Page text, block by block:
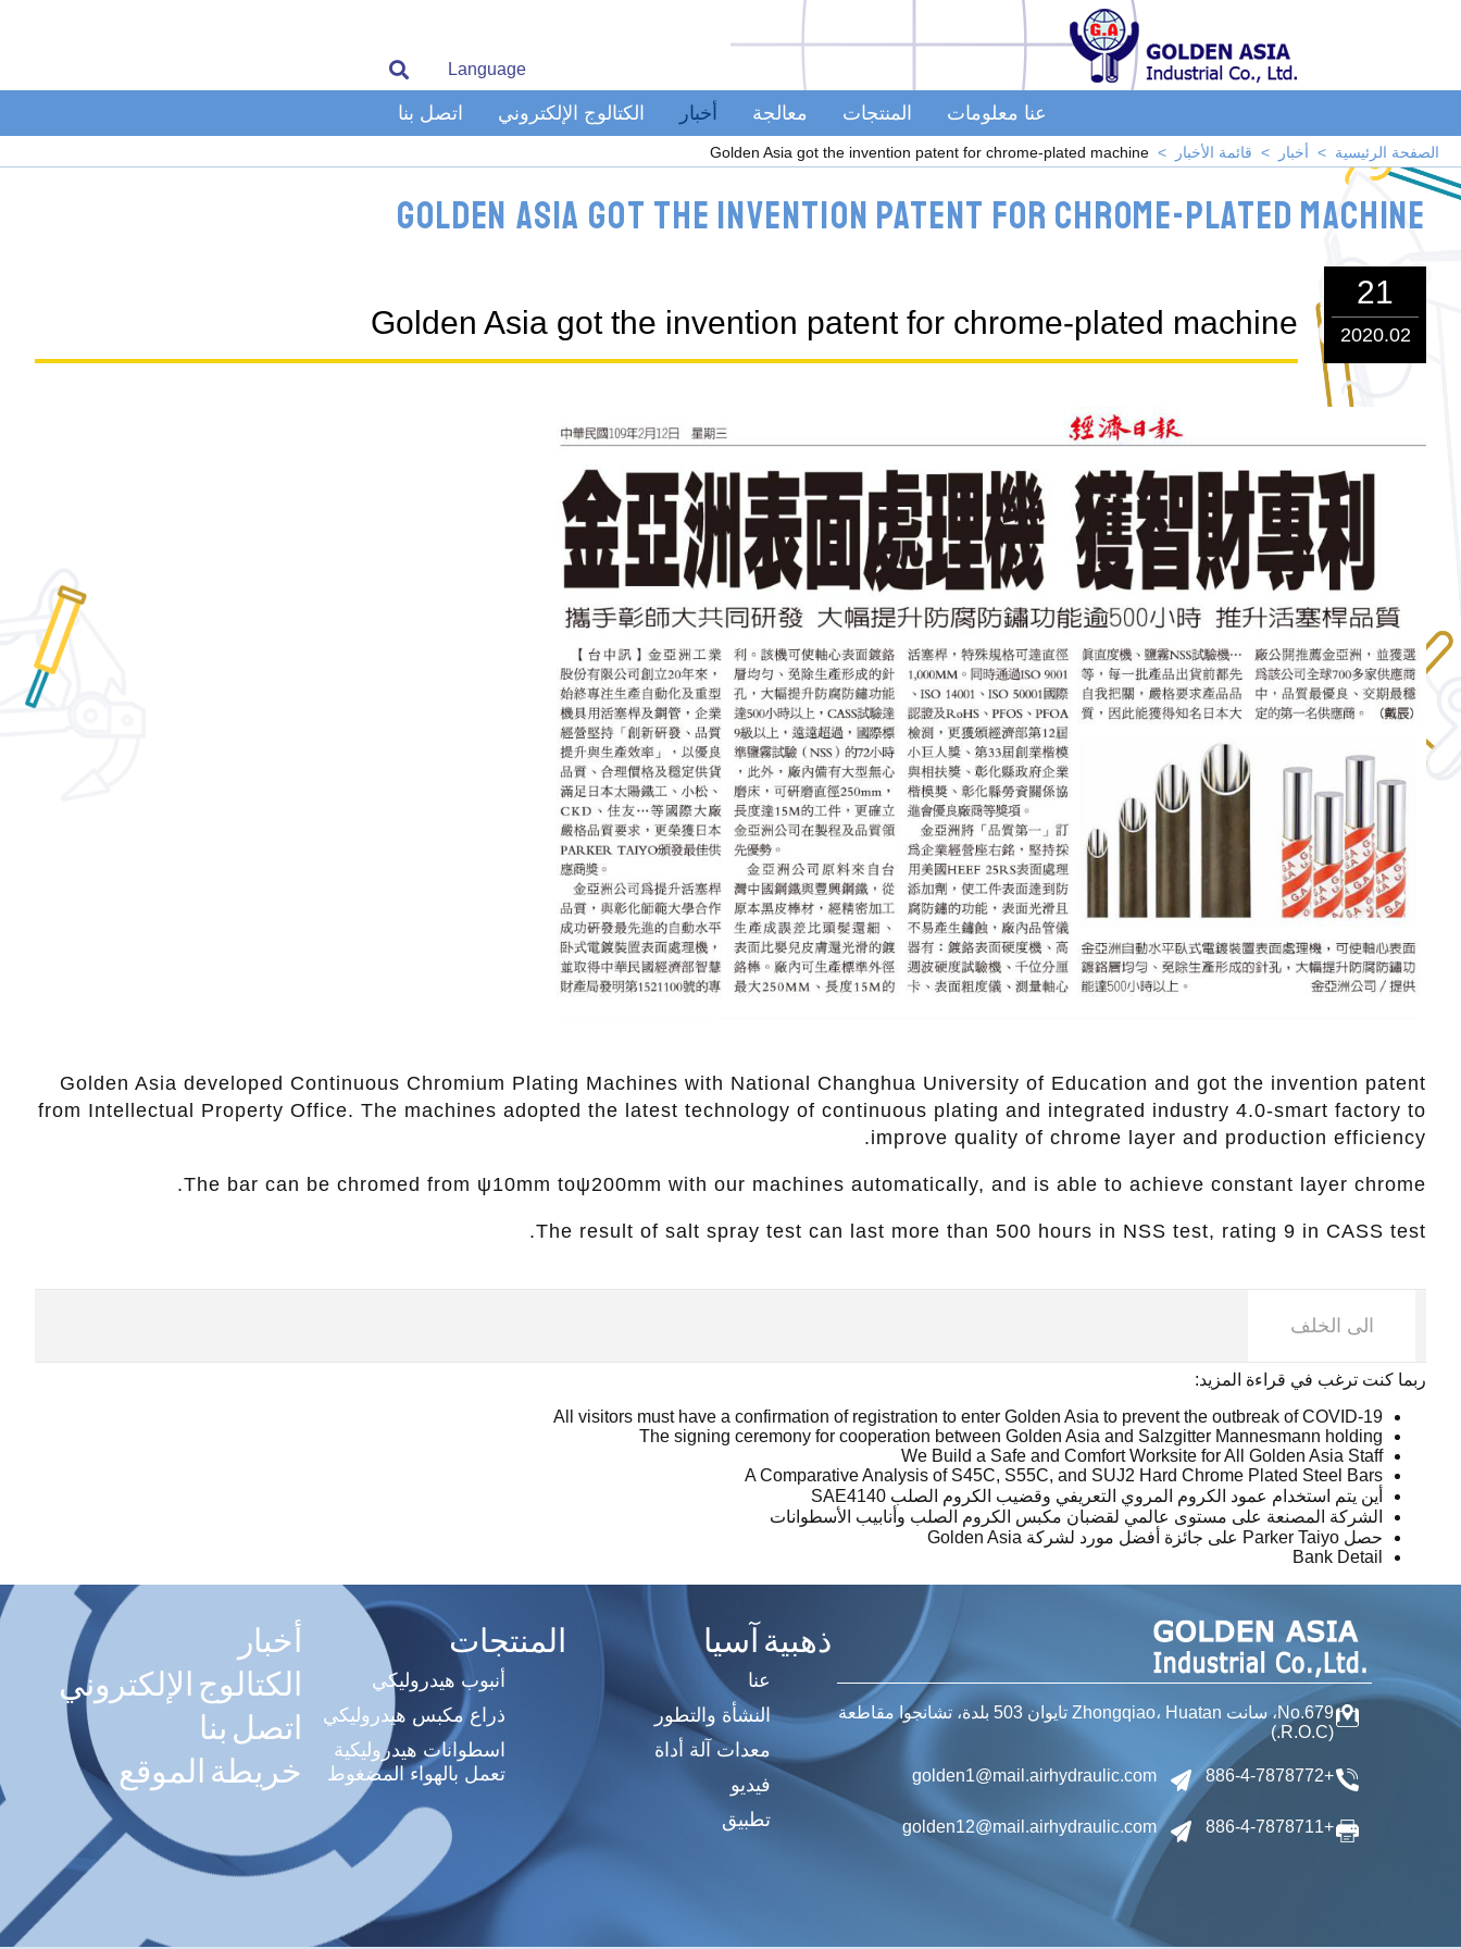
Language
عنا معلومات المنتجات معالجة أخبار الكتالوج الإلكتروني اتصل بنا
الصفحة الرئيسية أخبار قائمة الأخبار Golden Asia got the invention patent for chrome-plated machine
Golden Asia got the invention patent for chrome-plated machine
21
2020.02
Golden Asia got the invention patent for chrome-plated machine
Golden Asia developed Continuous Chromium Plating Machines with National Changhua University of Education and got the invention patent
from Intellectual Property Office. The machines adopted the latest technology of continuous plating and integrated industry 4.0-smart factory to
improve quality of chrome layer and production efficiency.
The bar can be chromed from ψ10mm toψ200mm with our machines automatically, and is able to achieve constant layer chrome.
The result of salt spray test can last more than 500 hours in NSS test, rating 9 in CASS test.
الى الخلف
ربما كنت ترغب في قراءة المزيد:
All visitors must have a confirmation of registration to enter Golden Asia to prevent the outbreak of COVID-19
The signing ceremony for cooperation between Golden Asia and Salzgitter Mannesmann holding
We Build a Safe and Comfort Worksite for All Golden Asia Staff
A Comparative Analysis of S45C, S55C, and SUJ2 Hard Chrome Plated Steel Bars
أين يتم استخدام عمود الكروم المروي التعريفي وقضيب الكروم الصلب SAE4140
الشركة المصنعة على مستوى عالمي لقضبان مكبس الكروم الصلب وأنابيب الأسطوانات
حصل Parker Taiyo على جائزة أفضل مورد لشركة Golden Asia
Bank Detail
No.679، سانت Zhongqiao، Huatan تايوان
503 بلدة، تشانجوا مقاطعة
(R.O.C.)
+886-4-7878772
golden1@mail.airhydraulic.com
+886-4-7878711
golden12@mail.airhydraulic.com
ذهبية آسيا
عنا
النشأة والتطور
معدات آلة أداة
فيديو
تطبيق
المنتجات
أنبوب هيدروليكي
ذراع مكبس هيدروليكي
اسطوانات هيدروليكية
تعمل بالهواء المضغوط
أخبار
الكتالوج الإلكتروني
اتصل بنا
خريطة الموقع